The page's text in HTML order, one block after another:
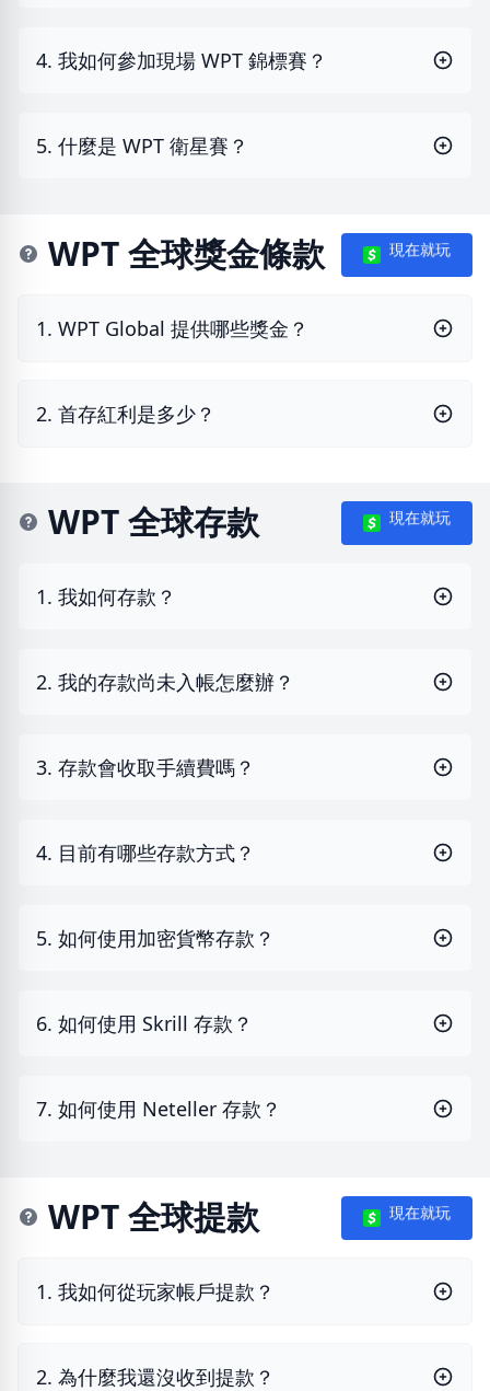
4. 我如何參加現場 WPT 錦標賽？
5. 什麼是 WPT 衛星賽？
WPT 全球獎金條款 現在就玩
1. WPT Global 提供哪些獎金？
2. 首存紅利是多少？
WPT 全球存款 現在就玩
1. 我如何存款？
2. 我的存款尚未入帳怎麼辦？
3. 存款會收取手續費嗎？
4. 目前有哪些存款方式？
5. 如何使用加密貨幣存款？
6. 如何使用 Skrill 存款？
7. 如何使用 Neteller 存款？
WPT 全球提款 現在就玩
1. 我如何從玩家帳戶提款？
2. 為什麼我還沒收到提款？